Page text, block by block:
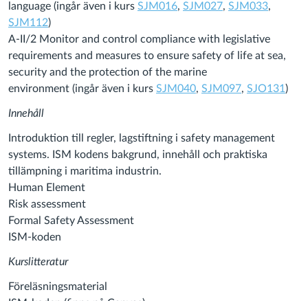
language (ingår även i kurs SJM016, SJM027, SJM033,
SJM112)
A-II/2 Monitor and control compliance with legislative
requirements and measures to ensure safety of life at sea,
security and the protection of the marine
environment (ingår även i kurs SJM040, SJM097, SJO131 )
Innehåll
Introduktion till regler, lagstiftning i safety management
systems. ISM kodens bakgrund, innehåll och praktiska
tillämpning i maritima industrin.
Human Element
Risk assessment
Formal Safety Assessment
ISM-koden
Kurslitteratur
Föreläsningsmaterial